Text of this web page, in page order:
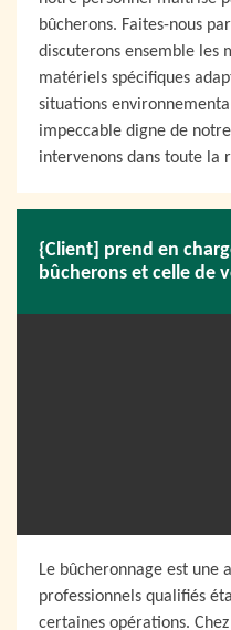
bûcherons. Faites-nous
discuterons ensemble les
matériels spécifiques
situations
impeccable digne de
intervenons dans toute la
{Client] prend en
bûcherons et celle de
Le bûcheronnage est une
professionnels qualifiés
certaines opérations.